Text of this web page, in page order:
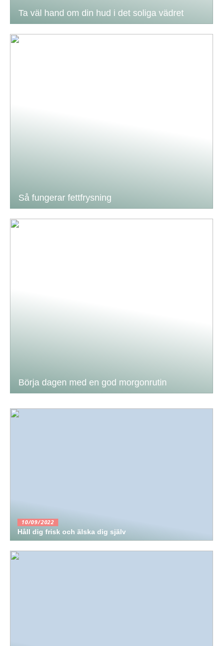
Ta väl hand om din hud i det soliga vädret
Så fungerar fettfrysning
Börja dagen med en god morgonrutin
10/09/2022
Håll dig frisk och älska dig själv